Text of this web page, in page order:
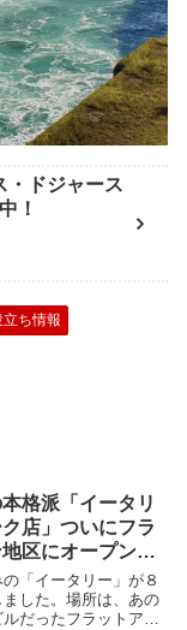
・ドジャース
！
ち情報
格派「イータリ
店」ついにフラ
地区にオープン
「イータリー」が８
した。場所は、あの
だったフラットアイ